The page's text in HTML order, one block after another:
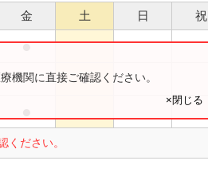
金 土 日 祝
●
●
ください。
機関に直接ご確認ください。
×閉じる